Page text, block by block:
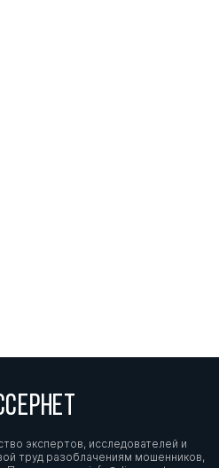
экспертов, исследователей и
труд разоблачениям мошенников,